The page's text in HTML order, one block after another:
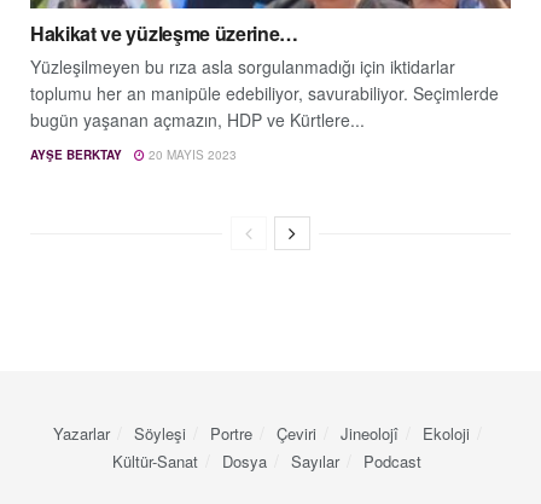
Hakikat ve yüzleşme üzerine…
Yüzleşilmeyen bu rıza asla sorgulanmadığı için iktidarlar
toplumu her an manipüle edebiliyor, savurabiliyor. Seçimlerde
bugün yaşanan açmazın, HDP ve Kürtlere...
AYŞE BERKTAY 20 MAYIS 2023
Yazarlar Söyleşi Portre Çeviri Jineolojî
Ekoloji
Kültür-Sanat
Dosya Sayılar Podcast